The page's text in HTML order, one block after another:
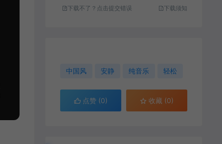
下载不了？点击提交错误 下载须知
中国风 安静 纯音乐 轻松
点赞 (0) 收藏 (0)